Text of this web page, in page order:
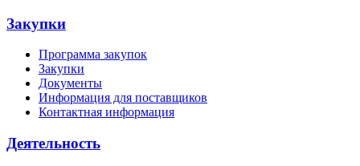
Закупки
Программа закупок
Закупки
Документы
Информация для поставщиков
Контактная информация
Деятельность